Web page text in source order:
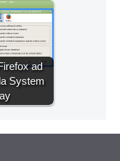
ad
System